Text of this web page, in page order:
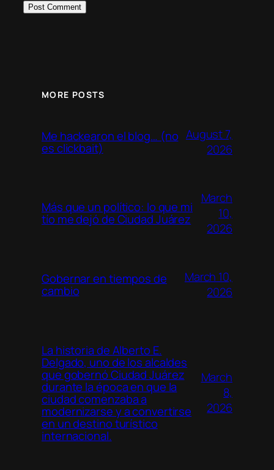
MORE POSTS
Me hackearon el blog… (no
es clickbait)
August 7,
2026
Más que un político: lo que mi
tío me dejó de Ciudad Juárez
March
10,
2026
Gobernar en tiempos de
cambio
March 10,
2026
La historia de Alberto E.
Delgado, uno de los alcaldes
que gobernó Ciudad Juárez
durante la época en que la
ciudad comenzaba a
modernizarse y a convertirse
en un destino turístico
internacional.
March
8,
2026